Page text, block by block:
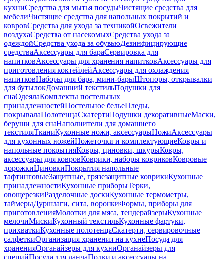
кухниСредства для мытья посудыЧистящие средства для
мебелиЧистящие средства для напольных покрытий и
ковровСредства для ухода за техникойОсвежители
воздухаСредства от насекомыхСредства ухода за
одеждойСредства ухода за обувьюДезинфицирующие
средстваАксессуары для бараСервировка для
напитковАксессуары для хранения напитковАксессуары для
приготовления коктейлейАксессуары для охлаждения
напитковНаборы для бара, мини-барыШтопоры, открывалки
для бутылокДомашний текстильПодушки для
снаОдеялаКомплекты постельных
принадлежностейПостельное бельеПледы,
покрывалаПолотенцаСкатертиПодушки декоративныеМаски,
беруши для снаНаполнители для домашнего
текстиляТканиКухонные ножи, аксессуарыНожиАксессуары
для кухонных ножейНожеточки и комплектующиеКовры и
напольные покрытияКовры, циновки, шкурыКовры,
аксессуары для ковровКоврики, наборы ковриковКовровые
дорожкиЦиновкиПокрытия напольные
тафтинговыеЗащитные, грязезащитные коврикиКухонные
принадлежностиКухонные приборыТерки,
овощерезкиРазделочные доскиКухонные термометры,
таймерыДуршлаги, сита, воронкиФормы, приборы для
приготовленияМолотки для мяса, тендерайзерыКухонные
мелочиМискиКухонный текстильКухонные фартуки,
прихваткиКухонные полотенцаСкатерти, сервировочные
салфеткиОрганизация хранения на кухнеПосуда для
храненияОрганайзеры для кухниОрганайзеры для
специйПосуда для ланчаПолки и аксессуары на